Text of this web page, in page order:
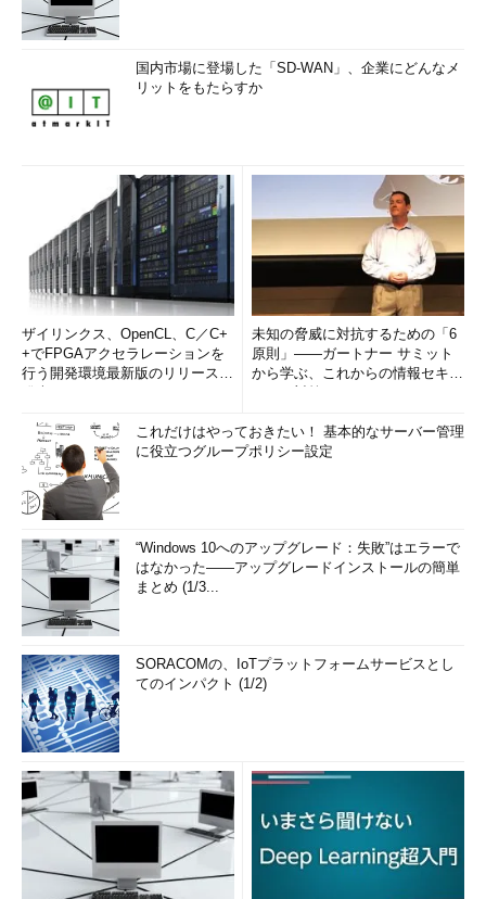
国内市場に登場した「SD-WAN」、企業にどんなメ
リットをもたらすか
ザイリンクス、OpenCL、C／C+
+でFPGAアクセラレーションを
行う開発環境最新版のリリースを
未知の脅威に対抗するための「6
原則」――ガートナー サミット
から学ぶ、これからの情報セキュ
これだけはやっておきたい！ 基本的なサーバー管理
に役立つグループポリシー設定
“Windows 10へのアップグレード：失敗”はエラーで
はなかった――アップグレードインストールの簡単
まとめ (1/3...
SORACOMの、IoTプラットフォームサービスとし
てのインパクト (1/2)